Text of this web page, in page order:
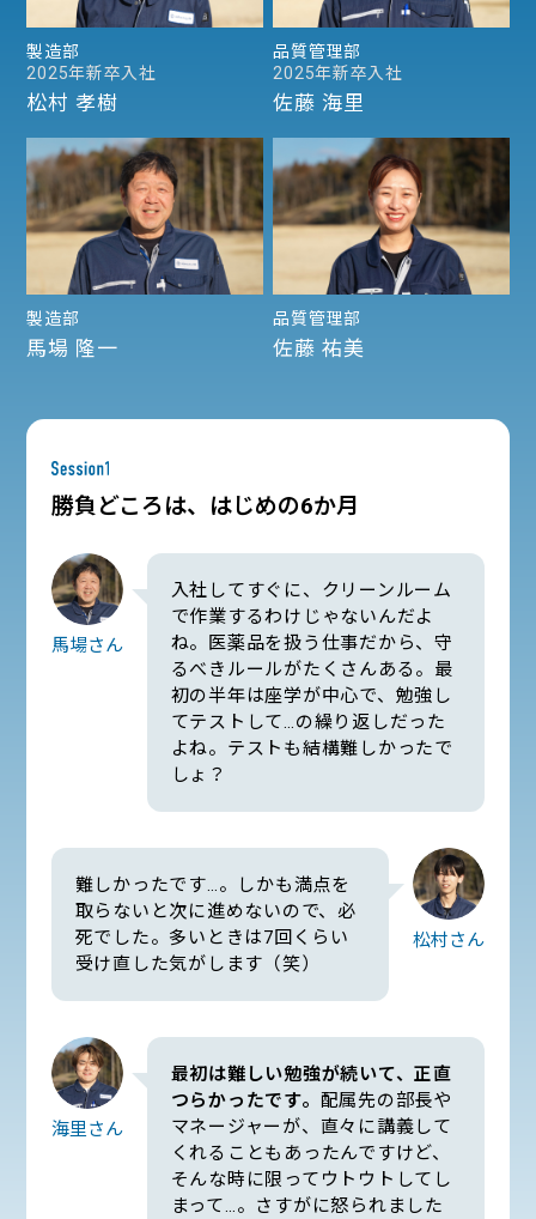
製造部
2025年新卒入社
松村 孝樹
品質管理部
2025年新卒入社
佐藤 海里
製造部
馬場 隆一
品質管理部
佐藤 祐美
勝負どころは、はじめの6か月
馬場さん
入社してすぐに、クリーンルーム
で作業するわけじゃないんだよ
ね。医薬品を扱う仕事だから、守
るべきルールがたくさんある。最
初の半年は座学が中心で、勉強し
てテストして…の繰り返しだった
よね。テストも結構難しかったで
しょ？
難しかったです…。しかも満点を
取らないと次に進めないので、必
死でした。多いときは7回くらい
受け直した気がします（笑）
松村さん
海里さん
最初は難しい勉強が続いて、正直
つらかったです。 配属先の部長や
マネージャーが、直々に講義して
くれることもあったんですけど、
そんな時に限ってウトウトしてし
まって…。さすがに怒られました